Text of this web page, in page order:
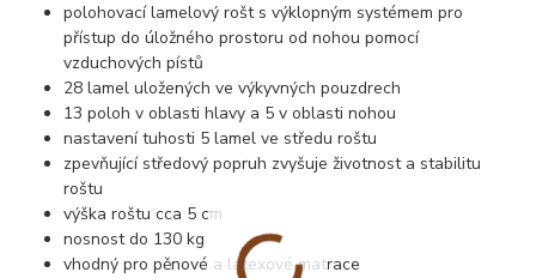
polohovací lamelový rošt s výklopným systémem pro
přístup do úložného prostoru od nohou pomocí
vzduchových pístů
28 lamel uložených ve výkyvných pouzdrech
13 poloh v oblasti hlavy a 5 v oblasti nohou
nastavení tuhosti 5 lamel ve středu roštu
zpevňující středový popruh zvyšuje životnost a stabilitu
roštu
výška roštu cca 5 cm
nosnost do 130 kg
vhodný pro pěnové a latexové matrace